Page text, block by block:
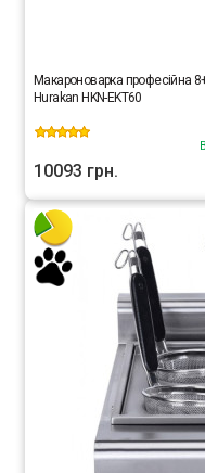
Макароноварка професійна
Hurakan HKN-EKT60
10093 грн.